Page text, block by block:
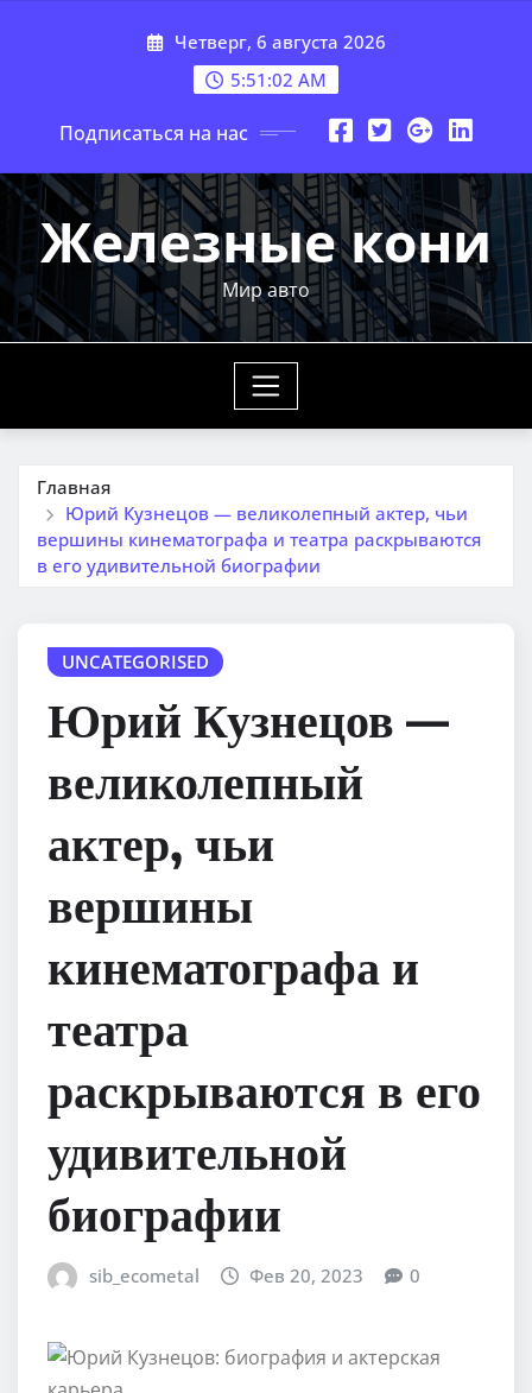
Четверг, 6 августа 2026
5:51:03 AM
Подписаться на нас
Железные кони
Мир авто
Главная
Юрий Кузнецов — великолепный актер, чьи
вершины кинематографа и театра раскрываются
в его удивительной биографии
UNCATEGORISED
Юрий Кузнецов —
великолепный
актер, чьи
вершины
кинематографа и
театра
раскрываются в его
удивительной
биографии
sib_ecometal Фев 20, 2023 0